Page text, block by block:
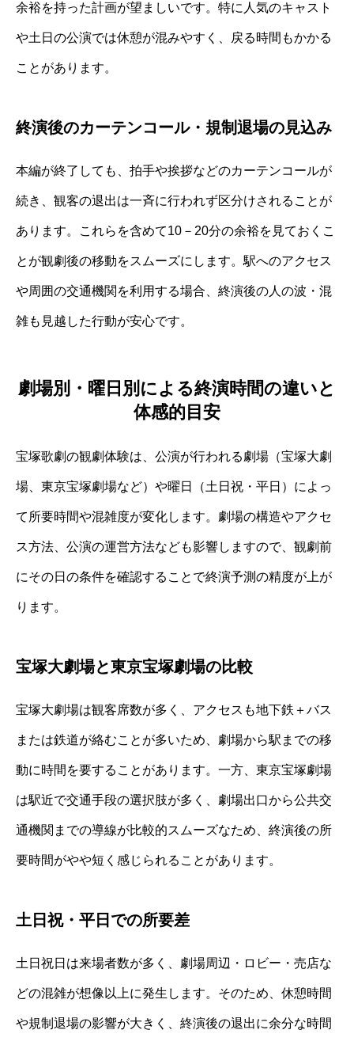
余裕を持った計画が望ましいです。特に人気のキャスト
や土日の公演では休憩が混みやすく、戻る時間もかかる
ことがあります。
終演後のカーテンコール・規制退場の見込み
本編が終了しても、拍手や挨拶などのカーテンコールが
続き、観客の退出は一斉に行われず区分けされることが
あります。これらを含めて10－20分の余裕を見ておくこ
とが観劇後の移動をスムーズにします。駅へのアクセス
や周囲の交通機関を利用する場合、終演後の人の波・混
雑も見越した行動が安心です。
劇場別・曜日別による終演時間の違いと
体感的目安
宝塚歌劇の観劇体験は、公演が行われる劇場（宝塚大劇
場、東京宝塚劇場など）や曜日（土日祝・平日）によっ
て所要時間や混雑度が変化します。劇場の構造やアクセ
ス方法、公演の運営方法なども影響しますので、観劇前
にその日の条件を確認することで終演予測の精度が上が
ります。
宝塚大劇場と東京宝塚劇場の比較
宝塚大劇場は観客席数が多く、アクセスも地下鉄＋バス
または鉄道が絡むことが多いため、劇場から駅までの移
動に時間を要することがあります。一方、東京宝塚劇場
は駅近で交通手段の選択肢が多く、劇場出口から公共交
通機関までの導線が比較的スムーズなため、終演後の所
要時間がやや短く感じられることがあります。
土日祝・平日での所要差
土日祝日は来場者数が多く、劇場周辺・ロビー・売店な
どの混雑が想像以上に発生します。そのため、休憩時間
や規制退場の影響が大きく、終演後の退出に余分な時間